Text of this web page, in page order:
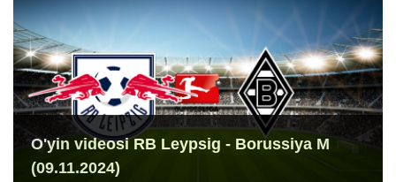
O'yin videosi RB Leypsig - Borussiya M
(09.11.2024)